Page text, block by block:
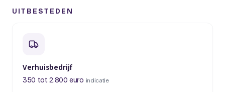
UITBESTEDEN
Verhuisbedrijf
350 tot 2.800 euro indicatie